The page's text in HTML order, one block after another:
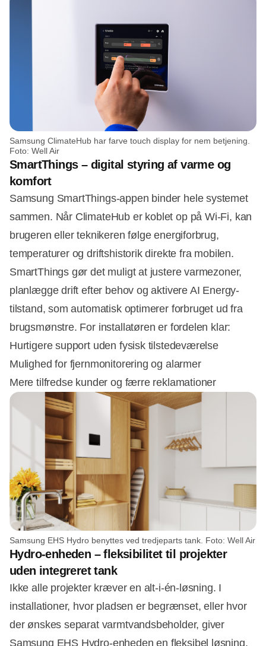
Samsung ClimateHub har farve touch display for nem betjening.
Foto: Well Air
SmartThings – digital styring af varme og
komfort
Samsung SmartThings-appen binder hele systemet
sammen. Når ClimateHub er koblet op på Wi-Fi, kan
brugeren eller teknikeren følge energiforbrug,
temperaturer og driftshistorik direkte fra mobilen.
SmartThings gør det muligt at justere varmezoner,
planlægge drift efter behov og aktivere AI Energy-
tilstand, som automatisk optimerer forbruget ud fra
brugsmønstre. For installatøren er fordelen klar:
Hurtigere support uden fysisk tilstedeværelse
Mulighed for fjernmonitorering og alarmer
Mere tilfredse kunder og færre reklamationer
Samsung EHS Hydro benyttes ved tredjeparts tank. Foto: Well Air
Hydro-enheden – fleksibilitet til projekter
uden integreret tank
Ikke alle projekter kræver en alt-i-én-løsning. I
installationer, hvor pladsen er begrænset, eller hvor
der ønskes separat varmtvandsbeholder, giver
Samsung EHS Hydro-enheden en fleksibel løsning.